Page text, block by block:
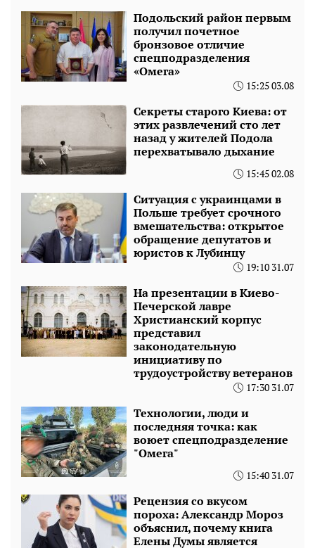
Подольский район первым
получил почетное
бронзовое отличие
спецподразделения
«Омега»
15:25 03.08
Секреты старого Киева: от
этих развлечений сто лет
назад у жителей Подола
перехватывало дыхание
15:45 02.08
Ситуация с украинцами в
Польше требует срочного
вмешательства: открытое
обращение депутатов и
юристов к Лубинцу
19:10 31.07
На презентации в Киево-
Печерской лавре
Христианский корпус
представил
законодательную
инициативу по
трудоустройству ветеранов
17:30 31.07
Технологии, люди и
последняя точка: как
воюет спецподразделение
"Омега"
15:40 31.07
Рецензия со вкусом
пороха: Александр Мороз
объяснил, почему книга
Елены Думы является